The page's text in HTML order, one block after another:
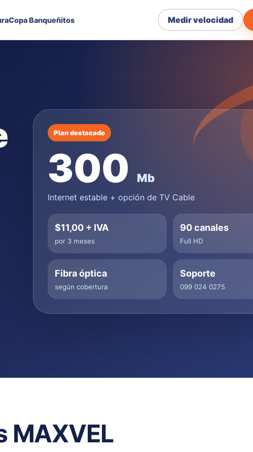
Copa Banqueñitos Medir velocidad
Plan destacado
300 Mb
Internet estable + opción de TV Cable
$11,00 + IVA
por 3 meses
90 canales
Full HD
Fibra óptica
según cobertura
Soporte
099 024 0275
MAXVEL